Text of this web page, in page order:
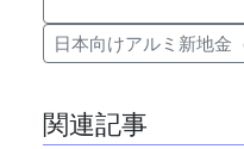
日本向けアルミ新地金
関連記事